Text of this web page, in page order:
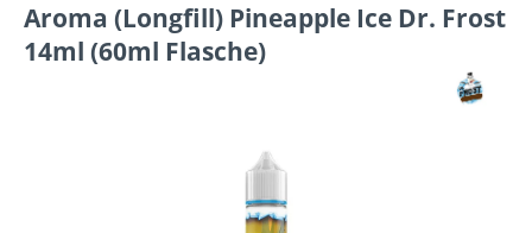
Aroma (Longfill) Pineapple Ice Dr. Frost
14ml (60ml Flasche)